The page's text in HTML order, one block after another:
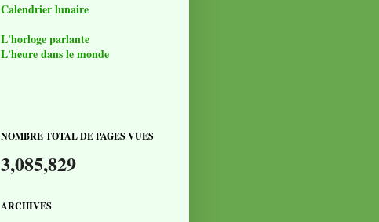
Calendrier lunaire
L'horloge parlante
L'heure dans le monde
NOMBRE TOTAL DE PAGES VUES
3,085,829
ARCHIVES